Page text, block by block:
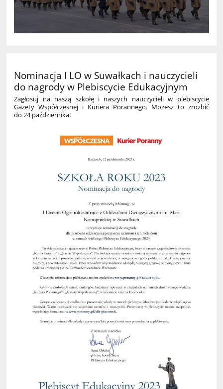
Nominacja I LO w Suwałkach i nauczycieli
do nagrody w Plebiscycie Edukacyjnym
Zagłosuj na naszą szkołę i naszych nauczycieli w plebiscycie
Gazety Współczesnej i Kuriera Porannego. Możesz to zrozbić
do 24 października!